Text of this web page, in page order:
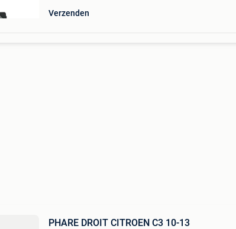
Verzenden
PHARE DROIT CITROEN C3 10-13